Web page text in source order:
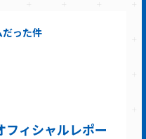
った件
ィシャルレポー